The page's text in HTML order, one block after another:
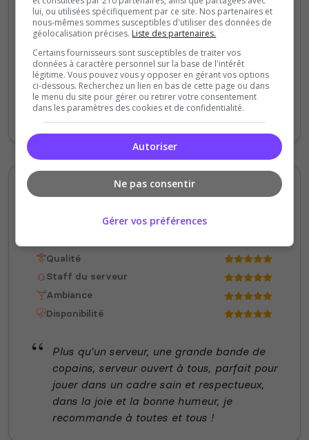
Disponibilité
Bonjour, superbe accueil au sein de ce
serveur, enfin un serveur où on nous
respecte, ambiance très agréable et drôle.
hâtes de vous retrouver pour passer un bon
Justine Foulon
il y a 2 ans
Qualité
Staff du serveur
Ambiance
Disponibilité
Plus qu'un serveur, une grande bande de
copains, serveur ouvert à tous, parfait pour
jouer dans un cadre sain et respectueux,
dans la joie et la bonne humeur, je
recommande à toutes et tous !
lui, ou utilisées spécifiquement par ce site. Nos partenaires et
nous-mêmes sommes susceptibles d'utiliser des données de
géolocalisation précises. Liste des partenaires.
Certains fournisseurs sont susceptibles de traiter vos
données à caractère personnel sur la base de l'intérêt
légitime. Vous pouvez vous y opposer en gérant vos options
ci-dessous. Recherchez un lien en bas de cette page ou dans
le menu du site pour gérer ou retirer votre consentement
dans les paramètres des cookies et de confidentialité.
Autoriser
Ne pas consentir
Gérer vos préférences